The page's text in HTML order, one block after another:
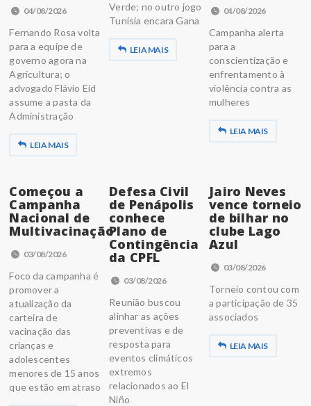
04/08/2026
Fernando Rosa volta
para a equipe de
governo agora na
Agricultura; o
advogado Flávio Eid
assume a pasta da
Administração
LEIA MAIS
Verde; no outro jogo
Tunísia encara Gana
LEIA MAIS
04/08/2026
Campanha alerta
para a
conscientização e
enfrentamento à
violência contra as
mulheres
LEIA MAIS
Começou a
Campanha
Nacional de
Multivacinação
03/08/2026
Foco da campanha é
promover a
atualização da
carteira de
vacinação das
crianças e
adolescentes
menores de 15 anos
que estão em atraso
Defesa Civil
de Penápolis
conhece
Plano de
Contingência
da CPFL
03/08/2026
Reunião buscou
alinhar as ações
preventivas e de
resposta para
eventos climáticos
extremos
relacionados ao El
Niño
Jairo Neves
vence torneio
de bilhar no
clube Lago
Azul
03/08/2026
Torneio contou com
a participação de 35
associados
LEIA MAIS